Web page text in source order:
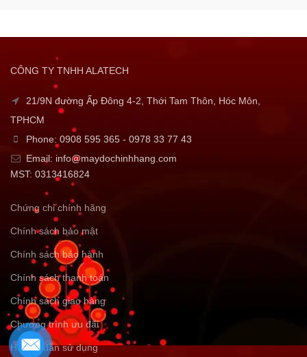
CÔNG TY TNHH ALATECH
21/9N đường Ấp Đông 4-2, Thới Tam Thôn, Hóc Môn,
TPHCM
Phone: 0908 595 365 - 0978 33 77 43
Email: info@maydochinhhang.com
MST: 0313416824
Chứng chỉ chính hãng
Chính sách bảo mật
Chính sách bảo hành
Chính sách thanh toán
Chính sách giao hàng
Chương trình ưu đãi
Hướng dẫn sử dụng